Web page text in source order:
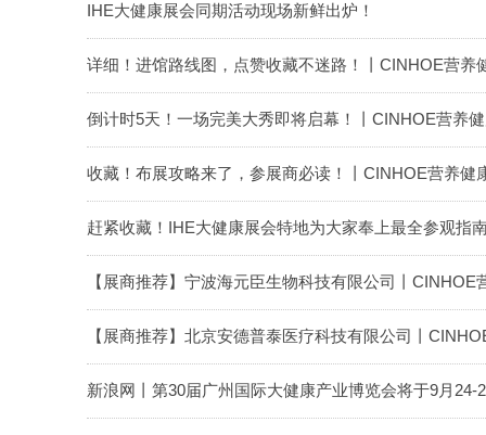
IHE大健康展会同期活动现场新鲜出炉！
详细！进馆路线图，点赞收藏不迷路！丨CINHOE营养
倒计时5天！一场完美大秀即将启幕！丨CINHOE营养
收藏！布展攻略来了，参展商必读！丨CINHOE营养健
赶紧收藏！IHE大健康展会特地为大家奉上最全参观指
【展商推荐】宁波海元臣生物科技有限公司丨CINHOE
【展商推荐】北京安德普泰医疗科技有限公司丨
新浪网丨第30届广州国际大健康产业博览会将于9月24-